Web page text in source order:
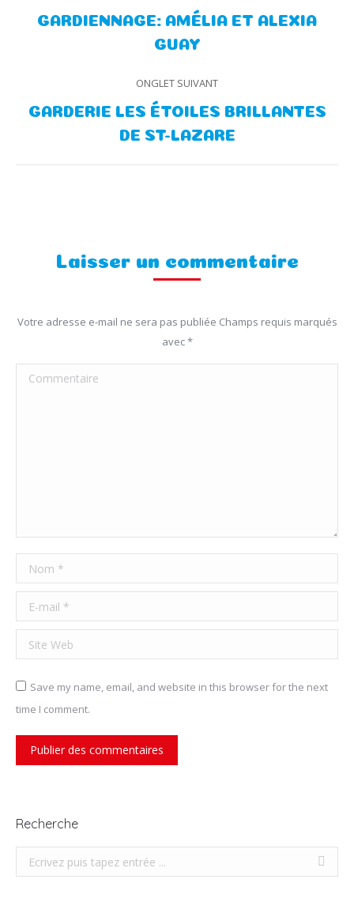
de
commentaire
Onglet
précédent
GARDIENNAGE: AMÉLIA ET ALEXIA
GUAY
ONGLET SUIVANT
Onglet
suivant
GARDERIE LES ÉTOILES BRILLANTES
DE ST-LAZARE
Laisser un commentaire
Votre adresse e-mail ne sera pas publiée Champs requis marqués
avec*
Commentaire
Nom *
E-mail *
Site Web
Save my name, email, and website in this browser for the next
time I comment.
Publier des commentaires
Recherche
Recherche